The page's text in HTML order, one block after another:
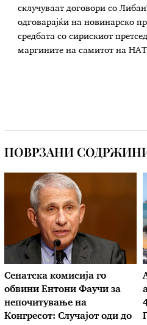
склучуваат договори со
одговарајќи на новинарско
средбата со сирискиот
маргините на самитот на
ПОВРЗАНИ
Сенатска комисија го
обвини Ентони Фаучи за
непочитување на
Конгресот: Случајот оди до